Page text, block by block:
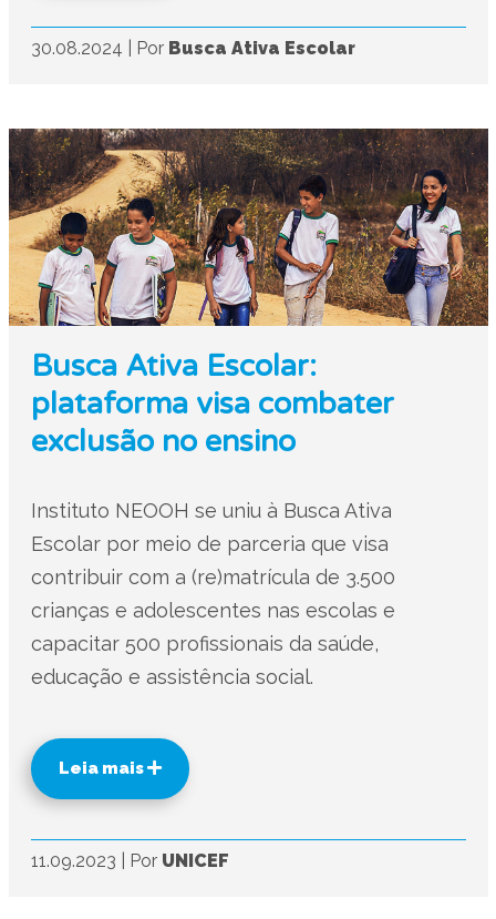
30.08.2024 Por Busca Ativa Escolar
Busca Ativa Escolar:
plataforma visa combater
exclusão no ensino
Instituto NEOOH se uniu à Busca Ativa
Escolar por meio de parceria que visa
contribuir com a (re)matrícula de 3.500
crianças e adolescentes nas escolas e
capacitar 500 profissionais da saúde,
educação e assistência social.
Leia mais
11.09.2023 Por UNICEF